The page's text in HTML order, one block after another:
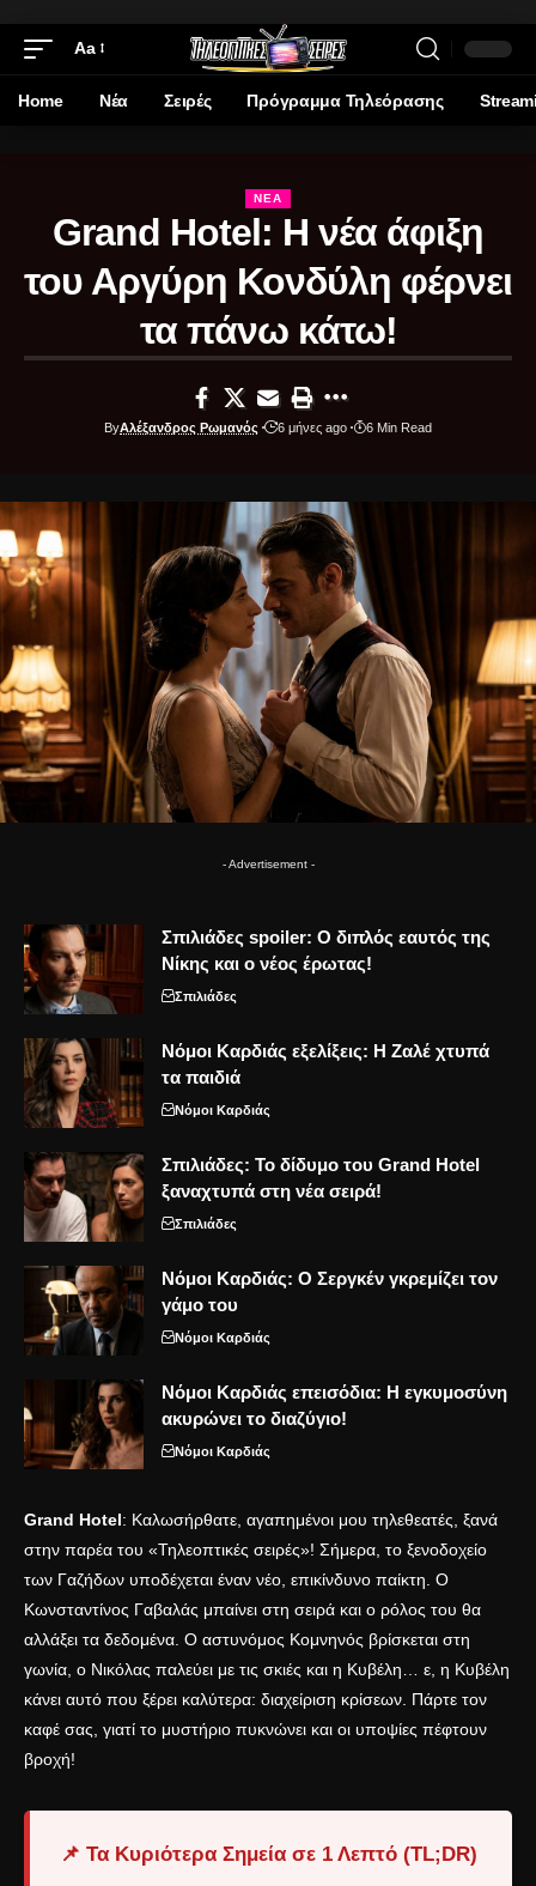
Aa
Home Νέα Σειρές Πρόγραμμα Τηλεόρασης
ΝΈΑ
Grand Hotel: Η νέα άφιξη
του Αργύρη Κονδύλη φέρνει
τα πάνω κάτω!
ByΑλέξανδρος Ρωμανός 6 μήνες ago 6 Min Read
- Advertisement -
Σπιλιάδες spoiler: Ο διπλός εαυτός της
Νίκης και ο νέος έρωτας!
Σπιλιάδες
Νόμοι Καρδιάς εξελίξεις: Η Ζαλέ χτυπά
τα παιδιά
Νόμοι Καρδιάς
Σπιλιάδες: Το δίδυμο του Grand Hotel
ξαναχτυπά στη νέα σειρά!
Σπιλιάδες
Νόμοι Καρδιάς: Ο Σεργκέν γκρεμίζει τον
γάμο του
Νόμοι Καρδιάς
Νόμοι Καρδιάς επεισόδια: Η εγκυμοσύνη
ακυρώνει το διαζύγιο!
Νόμοι Καρδιάς
Grand Hotel: Καλωσήρθατε, αγαπημένοι μου τηλεθεατές, ξανά
στην παρέα του «Τηλεοπτικές σειρές»! Σήμερα, το ξενοδοχείο
των Γαζήδων υποδέχεται έναν νέο, επικίνδυνο παίκτη. Ο
Κωνσταντίνος Γαβαλάς μπαίνει στη σειρά και ο ρόλος του θα
αλλάξει τα δεδομένα. Ο αστυνόμος Κομνηνός βρίσκεται στη
γωνία, ο Νικόλας παλεύει με τις σκιές και η Κυβέλη… ε, η Κυβέλη
κάνει αυτό που ξέρει καλύτερα: διαχείριση κρίσεων. Πάρτε τον
καφέ σας, γιατί το μυστήριο πυκνώνει και οι υποψίες πέφτουν
βροχή!
📌 Τα Κυριότερα Σημεία σε 1 Λεπτό (TL;DR)